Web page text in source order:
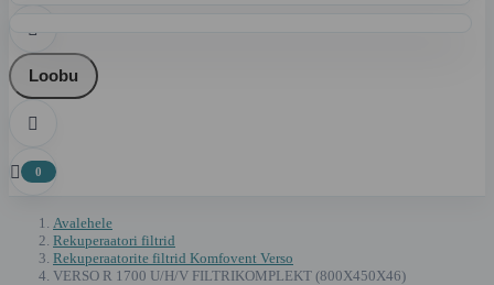

Loobu

 0
Avalehele
Rekuperaatori filtrid
Rekuperaatorite filtrid Komfovent Verso
VERSO R 1700 U/H/V FILTRIKOMPLEKT (800X450X46)